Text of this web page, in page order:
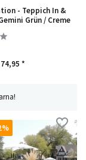
- Teppich In &
Grün / Creme
74,95 *